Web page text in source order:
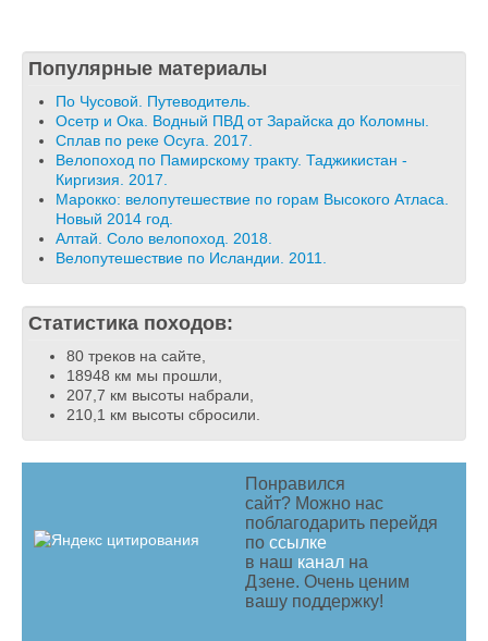
Популярные материалы
По Чусовой. Путеводитель.
Осетр и Ока. Водный ПВД от Зарайска до Коломны.
Сплав по реке Осуга. 2017.
Велопоход по Памирскому тракту. Таджикистан -
Киргизия. 2017.
Марокко: велопутешествие по горам Высокого Атласа.
Новый 2014 год.
Алтай. Соло велопоход. 2018.
Велопутешествие по Исландии. 2011.
Статистика походов:
80 треков на сайте,
18948 км мы прошли,
207,7 км высоты набрали,
210,1 км высоты сбросили.
Понравился
сайт? Можно нас
поблагодарить перейдя
по ссылке
в наш канал на
Дзене. Очень ценим
вашу поддержку!